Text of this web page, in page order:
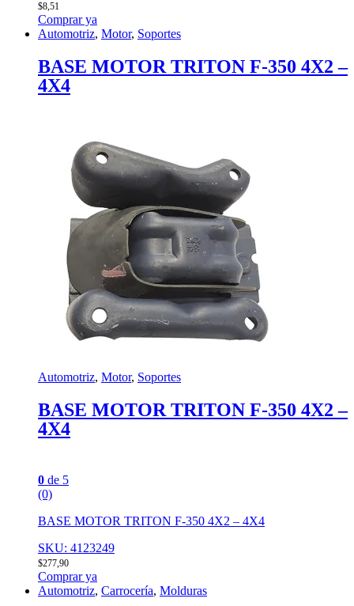
$8,51
Comprar ya
Automotriz, Motor, Soportes
BASE MOTOR TRITON F-350 4X2 –
4X4
Automotriz, Motor, Soportes
BASE MOTOR TRITON F-350 4X2 –
4X4
0 de 5
(0)
BASE MOTOR TRITON F-350 4X2 – 4X4
SKU: 4123249
$277,90
Comprar ya
Automotriz, Carrocería, Molduras